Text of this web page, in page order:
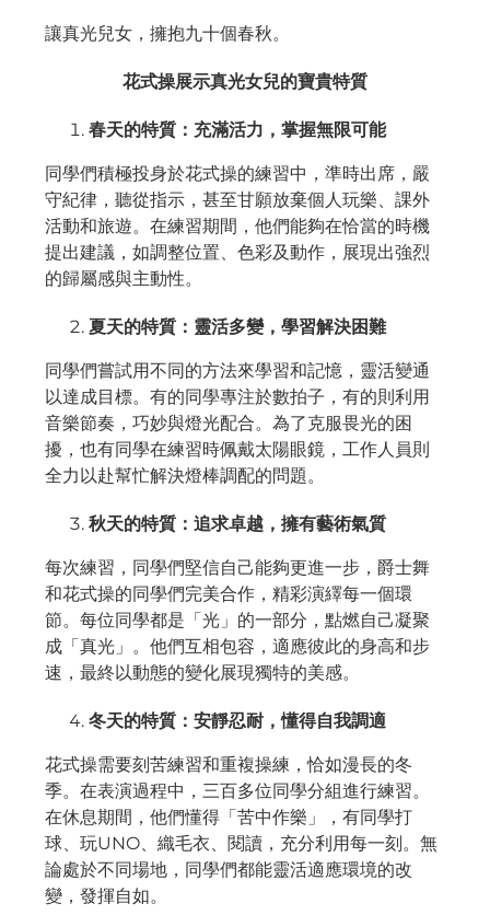
讓真光兒女，擁抱九十個春秋。
花式操展示真光女兒的寶貴特質
春天的特質：充滿活力，掌握無限可能
同學們積極投身於花式操的練習中，準時出席，嚴
守紀律，聽從指示，甚至甘願放棄個人玩樂、課外
活動和旅遊。在練習期間，他們能夠在恰當的時機
提出建議，如調整位置、色彩及動作，展現出強烈
的歸屬感與主動性。
夏天的特質：靈活多變，學習解決困難
同學們嘗試用不同的方法來學習和記憶，靈活變通
以達成目標。有的同學專注於數拍子，有的則利用
音樂節奏，巧妙與燈光配合。為了克服畏光的困
擾，也有同學在練習時佩戴太陽眼鏡，工作人員則
全力以赴幫忙解決燈棒調配的問題。
秋天的特質：追求卓越，擁有藝術氣質
每次練習，同學們堅信自己能夠更進一步，爵士舞
和花式操的同學們完美合作，精彩演繹每一個環
節。每位同學都是「光」的一部分，點燃自己凝聚
成「真光」。他們互相包容，適應彼此的身高和步
速，最終以動態的變化展現獨特的美感。
冬天的特質：安靜忍耐，懂得自我調適
花式操需要刻苦練習和重複操練，恰如漫長的冬
季。在表演過程中，三百多位同學分組進行練習。
在休息期間，他們懂得「苦中作樂」，有同學打
球、玩UNO、織毛衣、閱讀，充分利用每一刻。無
論處於不同場地，同學們都能靈活適應環境的改
變，發揮自如。